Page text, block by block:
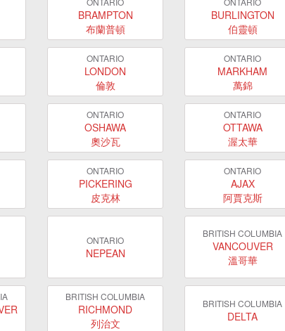
BRAMPTON
布蘭普頓
BURLINGTON
伯靈頓
ONTARIO
LONDON
倫敦
ONTARIO
MARKHAM
萬錦
ONTARIO
OSHAWA
奧沙瓦
ONTARIO
OTTAWA
渥太華
ONTARIO
PICKERING
皮克林
ONTARIO
AJAX
阿賈克斯
ONTARIO
NEPEAN
BRITISH COLUMBIA
VANCOUVER
溫哥華
BRITISH COLUMBIA
RICHMOND
列治文
BRITISH COLUMBIA
DELTA